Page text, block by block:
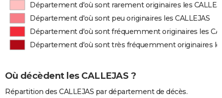
Département d'où sont rarement originaires les
Département d'où sont peu originaires les CALLEJAS
Département d'où sont fréquemment originaires les
Département d'où sont très fréquemment originaires
Où décèdent les CALLEJAS ?
Répartition des CALLEJAS par département de décès.